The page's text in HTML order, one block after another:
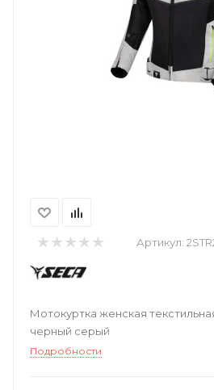
Артикул:
Мотокуртка женская
черный серый
Подробности